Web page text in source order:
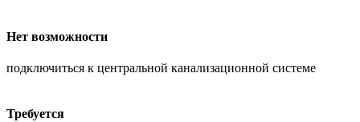
Нет возможности
подключиться к центральной канализационной системе
Требуется